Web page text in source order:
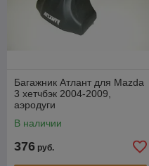
Багажник Атлант для Mazda
3 хетчбэк 2004-2009,
аэродуги
В наличии
376 руб.